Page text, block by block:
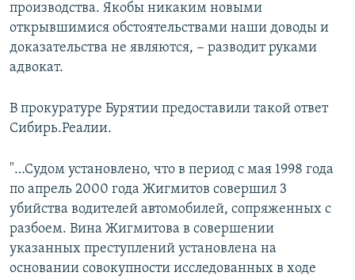
производства. Якобы никаким новыми
открывшимися обстоятельствами наши доводы и
доказательства не являются, − разводит руками
адвокат.
В прокуратуре Бурятии предоставили такой ответ
Сибирь.Реалии.
"…Судом установлено, что в период с мая 1998 года
по апрель 2000 года Жигмитов совершил 3
убийства водителей автомобилей, сопряженных с
разбоем. Вина Жигмитова в совершении
указанных преступлений установлена на
основании совокупности исследованных в ходе